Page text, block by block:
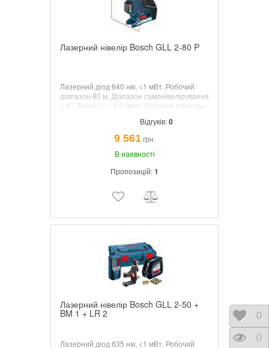
Лазерний нівелір Bosch GLL 2-80 P
Лазерний діод 640 нм, <1 мВт. Робочий
діапазон 80 м. Діапазон самонівелірування
± 4°. Точність ± 0,2 мм/м. Будівник площин,
вертикальну площину (360 °).
Відгуків:0
9 561грн.
В наявності
Пропозицій:1
Лазерний нівелір Bosch GLL 2-50 +
BM 1 + LR 2
Лазерний діод 635 нм, <1 мВт. Робочий
0
0